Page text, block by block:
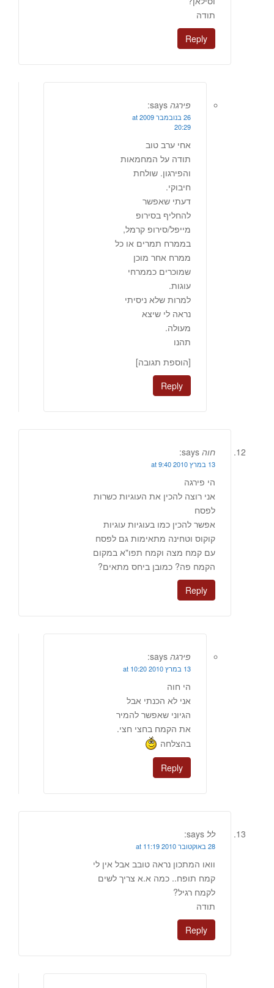
תודה
Reply
פירגה says:
26 בנובמבר 2009 at
20:29
אחי ערב טוב
תודה על המחמאות
והפירגון. שולחת
חיבוקי.
דעתי שאפשר
להחליף בסירופ
מייפל/סירופ קרמל,
בממרח תמרים או כל
ממרח אחר מוכן
שמוכרים כממרחי
עוגות.
למרות שלא ניסיתי
נראה לי שיצא
מעולה.
תהנו
[הוספת תגובה]
Reply
חוה says:
13 במרץ 2010 at 9:40
הי פירגה
אני רוצה להכין את העוגיות כשרות
לפסח
אפשר להכין כמו בעוגיות עוגיות
קוקוס וטחינה מתאימות גם לפסח
עם קמח מצה וקמח תפו"א במקום
הקמח פה? כמובן ביחס מתאים?
Reply
פירגה says:
13 במרץ 2010 at 10:20
הי חוה
אני לא הכנתי אבל
הגיוני שאפשר להמיר
את הקמח בחצי חצי.
בהצלחה
Reply
לל says:
28 באוקטובר 2010 at 11:19
וואו המתכון נראה טובב אבל אין לי
קמח תופח.. כמה א.א צריך לשים
לקמח רגיל?
תודה
Reply